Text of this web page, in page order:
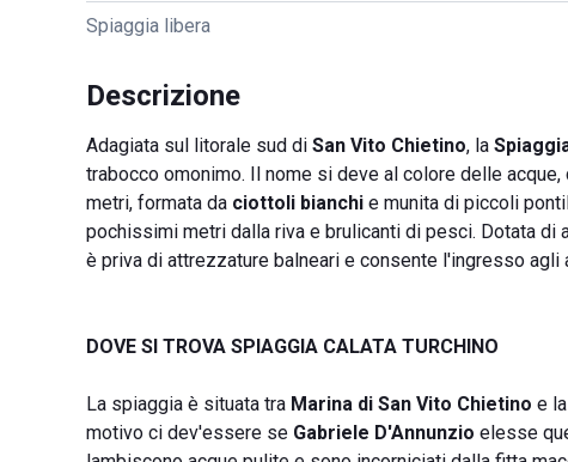
Spiaggia libera
Descrizione
Adagiata sul litorale sud di San Vito Chietino, la
trabocco omonimo. Il nome si deve al colore delle
metri, formata da ciottoli bianchi e munita di piccoli
pochissimi metri dalla riva e brulicanti di pesci. Dotata di
è priva di attrezzature balneari e consente l'ingresso agli
DOVE SI TROVA SPIAGGIA CALATA TURCHINO
La spiaggia è situata tra Marina di San Vito Chietino e
motivo ci dev'essere se Gabriele D'Annunzio elesse